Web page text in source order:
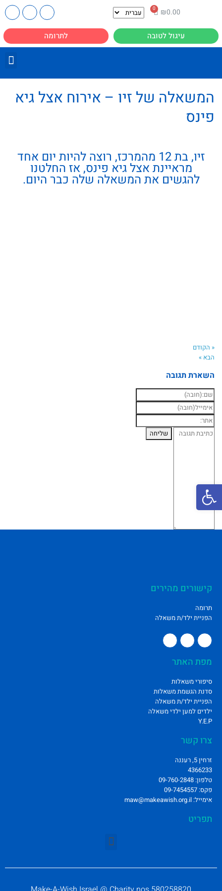
₪0.00
לתרומה עיגול לטובה
המשאלה של זיו – אירוח אצל גיא
פינס
זיו, בת 12 מהמרכז, רוצה להיות יום אחד
מראיינת אצל גיא פינס, אז החלטנו
להגשים את המשאלה שלה כבר היום.
« הקודם
הבא »
השארת תגובה
קישורים מהירים
תרומה
הפניית ילד/ת משאלה
מפת האתר
סיפורי משאלות
סדנת הגשמת משאלות
הפניית ילד/ת משאלה
ילדים למען ילדי משאלה
Y.E.P
צרו קשר
זרחין 5, רעננה
4366233
טלפון: 09-760-2848
פקס: 09-7454557
אימייל: maw@makeawish.org.il
תפריט
פתח סרגל נגישות